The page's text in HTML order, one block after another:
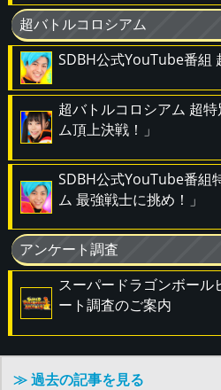
超バトルコロシアム
SDBH公式YouTube番組
超バトルコロシアム 超
ム頂上決戦！」
SDBH公式YouTube番組
ム 最強戦士に挑め！」
アンケート調査
スーパードラゴンボール
ート調査のご案内
≫ 過去の記事を見る